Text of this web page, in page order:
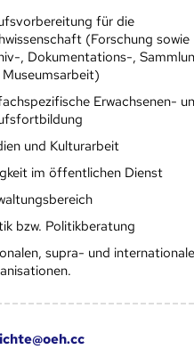
für die
(Forschung sowie
, Dokumentations-,
Museumsarbeit)
Erwachsenen-
und Kulturarbeit
im öffentlichen Dienst
bzw. Politikberatung
supra- und